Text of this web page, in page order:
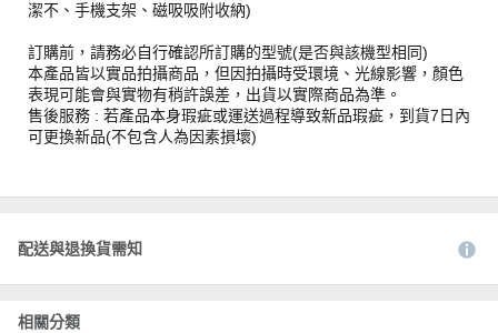
潔不、手機支架、磁吸吸附收納)
訂購前，請務必自行確認所訂購的型號(是否與該機型相同)
本產品皆以實品拍攝商品，但因拍攝時受環境、光線影響，顏色
表現可能會與實物有稍許誤差，出貨以實際商品為準。
售後服務 : 若產品本身瑕疵或運送過程導致新品瑕疵，到貨7日內
可更換新品(不包含人為因素損壞)
配送與退換貨需知
相關分類